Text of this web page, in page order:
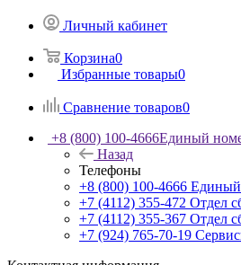
Личный кабинет
Корзина0
Избранные товары0
Сравнение товаров0
+8 (800) 100-4666Единый
Назад
Телефоны
+8 (800) 100-4666
+7 (4112) 355-472 Отдел
+7 (4112) 355-367 Отдел
+7 (924) 765-70-19